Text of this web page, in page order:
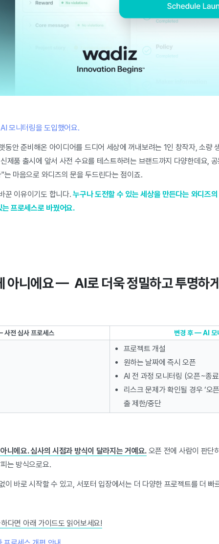
모니터링을 도입했어요.
동안 준비해온 아이디어를 드디어 세상에 꺼내보려는 1인 창작자, 소량
제품 출시에 앞서 사전 수요를 테스트하려는 브랜드까지 다양한데요,
는 마음으로 와디즈의 문을 두드린다는 점이죠.
꾼 이유이기도 합니다.누구나 도전할 수 있는 세상을 만든다는 와디즈
프로세스로 바꿨어요.
아니에요 — AI로 더욱 정밀하고 투명하
사전 심사 프로세스 변경 후 — AI 모
프로젝트 개설
원하는 날짜에 즉시 오픈
AI 전 과정 모니터링 (오픈~종
리스크 문제가 확인될 경우 ‘오
출 제한/중단
니에요. 심사의 시점과 방식이 달라지는 거예요.오픈 전에 사람이 판단
는 방식으로요.
이 바로 시작할 수 있고, 서포터 입장에서는 더 다양한 프로젝트를 더 빠
다면 아래 가이드도 읽어보세요!